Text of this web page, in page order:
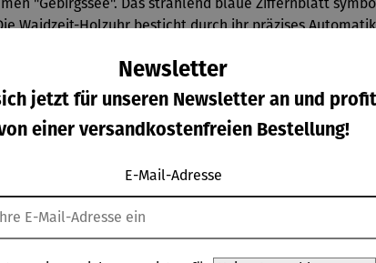
Waidzeit-Holzuhr besticht durch ihr präzises
leuchten. Dieser Zeitmesser ist ein echter
alpines Lebensgefühl!
Kunden kauften auch
Newsletter
jetzt für unseren Newsletter an und
einer versandkostenfreien Bestellung!
E-Mail-Adresse